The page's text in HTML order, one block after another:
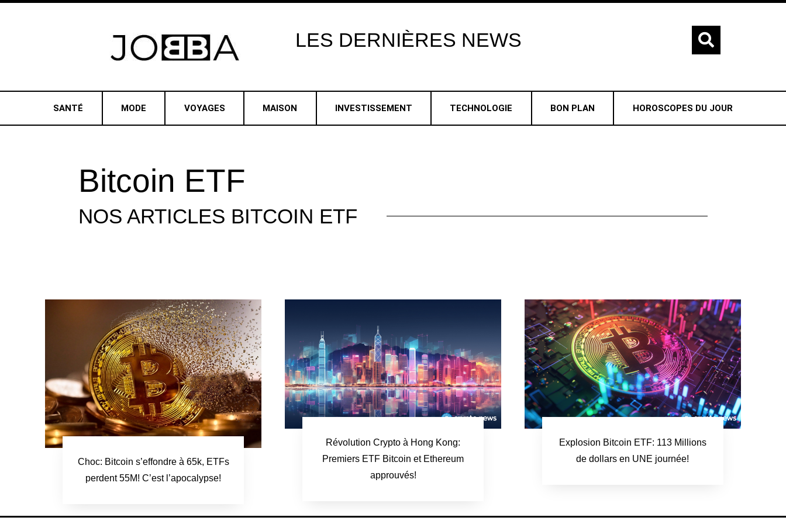
LES DERNIÈRES NEWS
SANTÉ MODE VOYAGES MAISON INVESTISSEMENT TECHNOLOGIE BON PLAN HOROSCOPES DU JOUR
Bitcoin ETF
NOS ARTICLES BITCOIN ETF
Choc: Bitcoin s’effondre à 65k, ETFs
perdent 55M! C’est l’apocalypse!
Révolution Crypto à Hong Kong:
Premiers ETF Bitcoin et Ethereum
approuvés!
Explosion Bitcoin ETF: 113 Millions
de dollars en UNE journée!